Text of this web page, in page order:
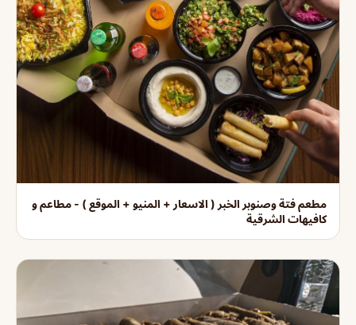
مطعم فتة وصنوبر الخبر ( الاسعار + المنيو + الموقع ) - مطاعم و
كافيهات الشرقية